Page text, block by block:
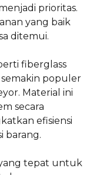
prioritas.
yang baik
ditemui.
fiberglass
populer
Material ini
secara
efisiensi
barang.
tepat untuk